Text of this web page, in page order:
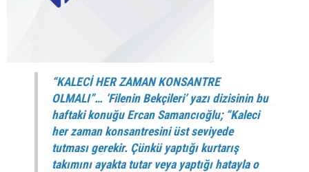
“KALECİ HER ZAMAN KONSANTRE
OLMALI”… ‘Filenin Bekçileri’ yazı dizisinin bu
haftaki konuğu Ercan Samancıoğlu; “Kaleci
her zaman konsantresini üst seviyede
tutması gerekir. Çünkü yaptığı kurtarış
takımını ayakta tutar veya yaptığı hatayla o